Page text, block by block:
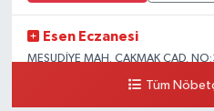
Esen Eczanesi
MESUDİYE MAH. ÇAKMAK CAD.
Tüm